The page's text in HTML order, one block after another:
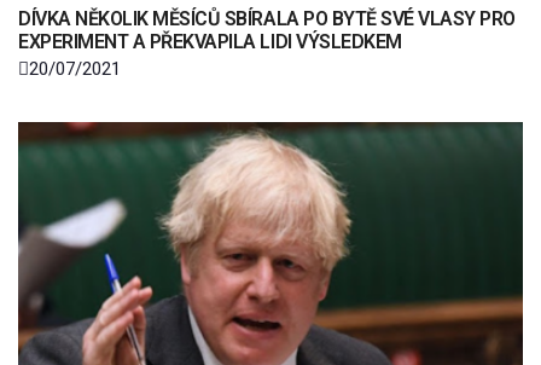
DÍVKA NĚKOLIK MĚSÍCŮ SBÍRALA PO BYTĚ SVÉ VLASY PRO
EXPERIMENT A PŘEKVAPILA LIDI VÝSLEDKEM
20/07/2021